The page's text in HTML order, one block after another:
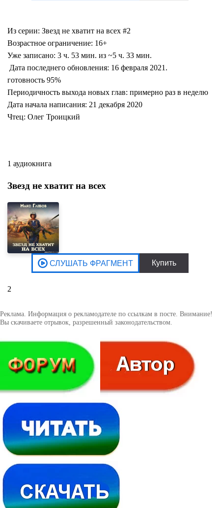
Из серии: Звезд не хватит на всех #2
Возрастное ограничение: 16+
Уже записано: 3 ч. 53 мин. из ~5 ч. 33 мин.
Дата последнего обновления: 16 февраля 2021.
готовность 95%
Периодичность выхода новых глав: примерно раз в неделю
Дата начала написания: 21 декабря 2020
Чтец: Олег Троицкий
1 аудиокнига
Звезд не хватит на всех
2
Реклама. Информация о рекламодателе по ссылкам в посте. Внимание!
Вы скачиваете отрывок, разрешенный законодательством.